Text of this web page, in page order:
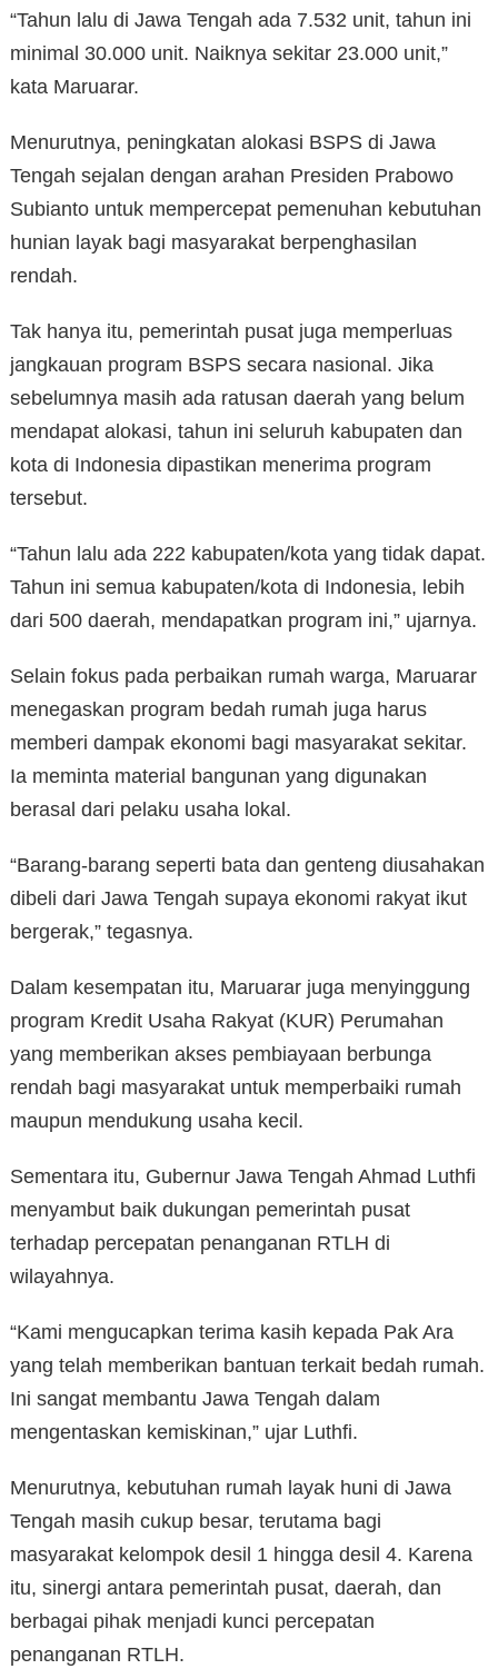
“Tahun lalu di Jawa Tengah ada 7.532 unit, tahun ini
minimal 30.000 unit. Naiknya sekitar 23.000 unit,”
kata Maruarar.
Menurutnya, peningkatan alokasi BSPS di Jawa
Tengah sejalan dengan arahan Presiden Prabowo
Subianto untuk mempercepat pemenuhan kebutuhan
hunian layak bagi masyarakat berpenghasilan
rendah.
Tak hanya itu, pemerintah pusat juga memperluas
jangkauan program BSPS secara nasional. Jika
sebelumnya masih ada ratusan daerah yang belum
mendapat alokasi, tahun ini seluruh kabupaten dan
kota di Indonesia dipastikan menerima program
tersebut.
“Tahun lalu ada 222 kabupaten/kota yang tidak dapat.
Tahun ini semua kabupaten/kota di Indonesia, lebih
dari 500 daerah, mendapatkan program ini,” ujarnya.
Selain fokus pada perbaikan rumah warga, Maruarar
menegaskan program bedah rumah juga harus
memberi dampak ekonomi bagi masyarakat sekitar.
Ia meminta material bangunan yang digunakan
berasal dari pelaku usaha lokal.
“Barang-barang seperti bata dan genteng diusahakan
dibeli dari Jawa Tengah supaya ekonomi rakyat ikut
bergerak,” tegasnya.
Dalam kesempatan itu, Maruarar juga menyinggung
program Kredit Usaha Rakyat (KUR) Perumahan
yang memberikan akses pembiayaan berbunga
rendah bagi masyarakat untuk memperbaiki rumah
maupun mendukung usaha kecil.
Sementara itu, Gubernur Jawa Tengah Ahmad Luthfi
menyambut baik dukungan pemerintah pusat
terhadap percepatan penanganan RTLH di
wilayahnya.
“Kami mengucapkan terima kasih kepada Pak Ara
yang telah memberikan bantuan terkait bedah rumah.
Ini sangat membantu Jawa Tengah dalam
mengentaskan kemiskinan,” ujar Luthfi.
Menurutnya, kebutuhan rumah layak huni di Jawa
Tengah masih cukup besar, terutama bagi
masyarakat kelompok desil 1 hingga desil 4. Karena
itu, sinergi antara pemerintah pusat, daerah, dan
berbagai pihak menjadi kunci percepatan
penanganan RTLH.